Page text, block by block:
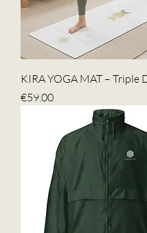
KIRA YOGA MAT – Triple
Price
€59.00